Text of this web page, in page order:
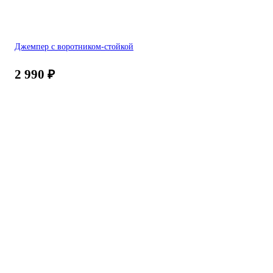
Джемпер с воротником-стойкой
2 990 ₽